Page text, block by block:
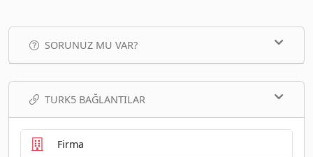
SORUNUZ MU VAR?
TURK5 BAĞLANTILAR
Firma